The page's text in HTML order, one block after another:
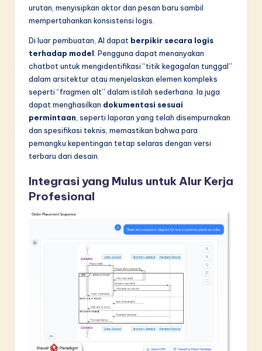
urutan, menyisipkan aktor dan pesan baru sambil
mempertahankan konsistensi logis.
Di luar pembuatan, AI dapat berpikir secara logis
terhadap model . Pengguna dapat menanyakan
chatbot untuk mengidentifikasi “titik kegagalan tunggal”
dalam arsitektur atau menjelaskan elemen kompleks
seperti “fragmen alt” dalam istilah sederhana. Ia juga
dapat menghasilkan dokumentasi sesuai
permintaan , seperti laporan yang telah disempurnakan
dan spesifikasi teknis, memastikan bahwa para
pemangku kepentingan tetap selaras dengan versi
terbaru dari desain.
Integrasi yang Mulus untuk Alur Kerja
Profesional